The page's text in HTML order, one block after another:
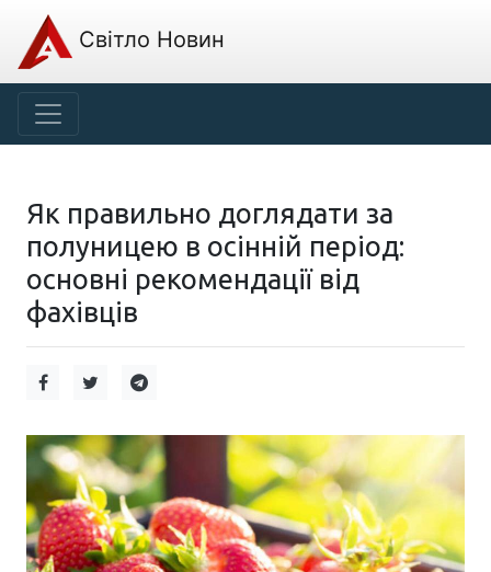
Світло Новин
Як правильно доглядати за
полуницею в осінній період:
основні рекомендації від
фахівців